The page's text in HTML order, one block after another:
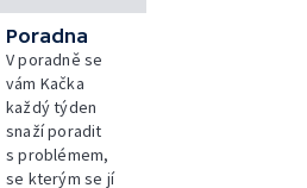
Poradna
V poradně se
vám Kačka
každý týden
snaží poradit
s problémem,
se kterým se jí